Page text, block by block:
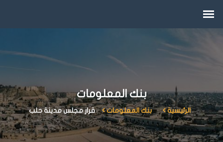
بنك المعلومات
الرئيسية بنك المعلومات قرار مجلس مدينة حلب